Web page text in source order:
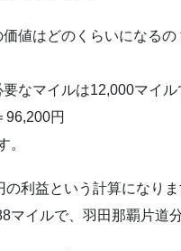
値はどのくらいになるの
なマイルは12,000マイル
96,200円
。
利益という計算になりま
マイルで、羽田那覇片道